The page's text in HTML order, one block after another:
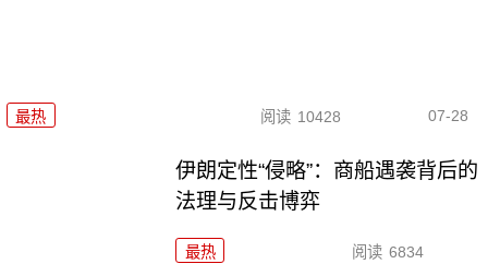
最热 阅读 10428 07-28
伊朗定性“侵略”：商船遇袭背后的
法理与反击博弈
最热 阅读 6834